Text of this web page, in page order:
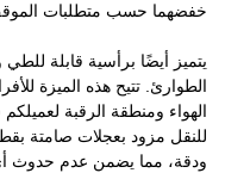
خفضهما حسب متطلبات
يتميز أيضًا برأسية قابلة
الطوارئ. تتيح هذه الميزة
الهواء ومنطقة الرقبة
للنقل مزود بعجلات صامتة
ودقة، مما يضمن عدم حدوث أي